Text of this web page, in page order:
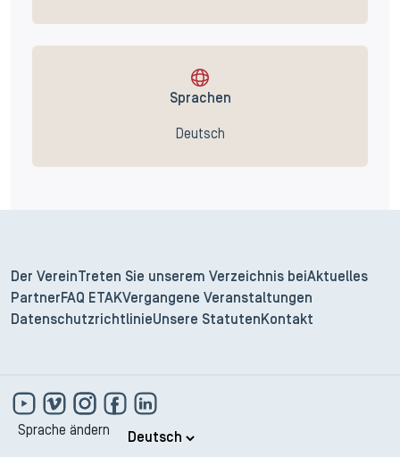
Sprachen
Deutsch
Der Verein Treten Sie unserem Verzeichnis bei Aktuelles
Partner FAQ ETAKVergangene Veranstaltungen
DatenschutzrichtlinieUnsere Statuten Kontakt
Sprache ändern